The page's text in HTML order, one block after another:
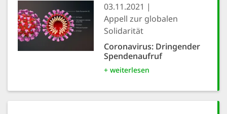
03.11.2021
Appell zur globalen
Solidarität
Coronavirus: Dringender
Spendenaufruf
+ weiterlesen